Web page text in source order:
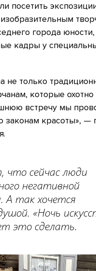
посетить
города
кадры у
не только
которые
встречу мы
законам красоты», —
что сейчас люди
негативной
А так хочется
«Ночь
это сделать.